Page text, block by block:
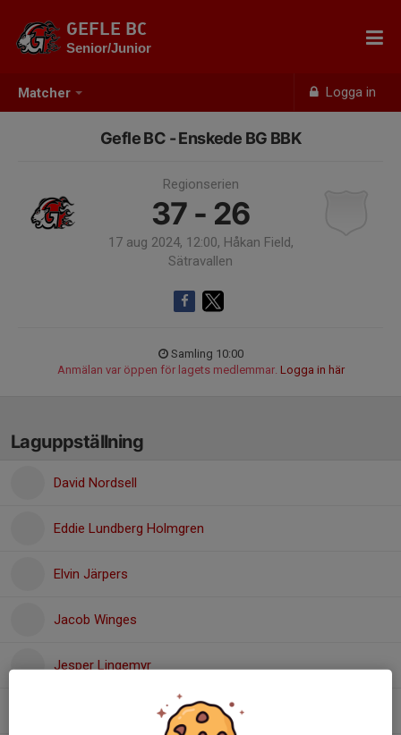
Matcher Logga in
GEFLE BC
Senior/Junior
Gefle BC - Enskede BG BBK
Regionserien
37 - 26
17 aug 2024, 12:00, Håkan Field,
Sätravallen
Samling 10:00
Anmälan var öppen för lagets medlemmar. Logga in här
Laguppställning
David Nordsell
Eddie Lundberg Holmgren
Elvin Järpers
Jacob Winges
Jesper Lingemyr
, Ungdom U15/Junior